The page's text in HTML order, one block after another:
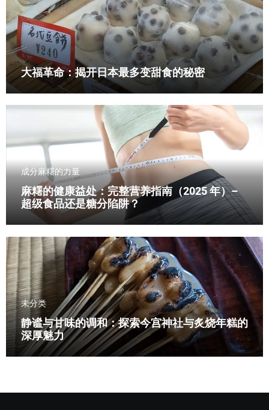
大福革命：揭开日本最多变甜食的秘密
成分麻糬的力量
麻糬的健康益处：完整营养指南（2025 年）–
超级食品还是糖分陷阱？
未分类
静谧与甘味的调和：探索今宫神社与炙烧年糕的
深厚魅力